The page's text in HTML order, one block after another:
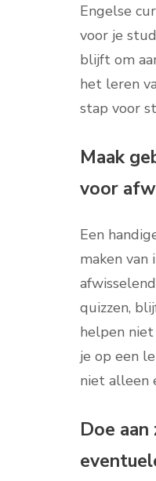
Engelse
voor je
blijft om
het leren
stap voor
Maak
voor
Een
maken
quizzen,
helpen
je op een
niet alleen
Doe